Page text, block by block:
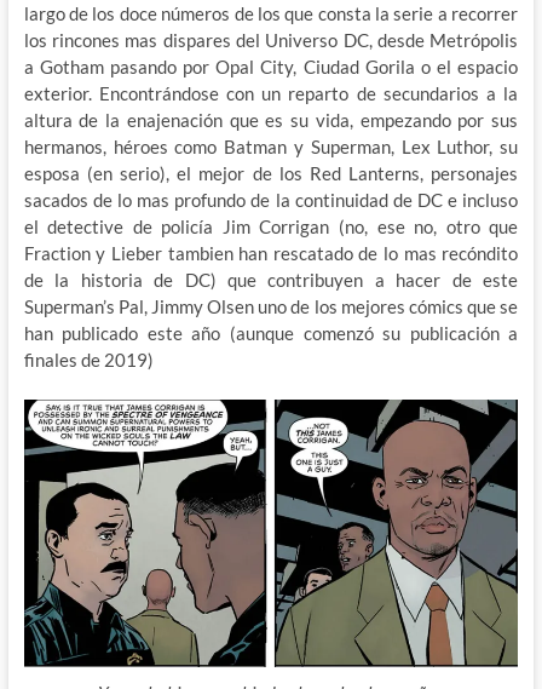
largo de los doce números de los que consta la serie a recorrer
los rincones mas dispares del Universo DC, desde Metrópolis
a Gotham pasando por Opal City, Ciudad Gorila o el espacio
exterior. Encontrándose con un reparto de secundarios a la
altura de la enajenación que es su vida, empezando por sus
hermanos, héroes como Batman y Superman, Lex Luthor, su
esposa (en serio), el mejor de los Red Lanterns, personajes
sacados de lo mas profundo de la continuidad de DC e incluso
el detective de policía Jim Corrigan (no, ese no, otro que
Fraction y Lieber tambien han rescatado de lo mas recóndito
de la historia de DC) que contribuyen a hacer de este
Superman’s Pal, Jimmy Olsen uno de los mejores cómics que se
han publicado este año (aunque comenzó su publicación a
finales de 2019)